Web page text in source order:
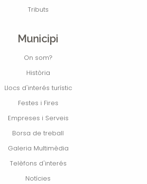
Tributs
Municipi
On som?
Història
Llocs d'interés turístic
Festes i Fires
Empreses i Serveis
Borsa de treball
Galeria Multimèdia
Telèfons d'interés
Notícies